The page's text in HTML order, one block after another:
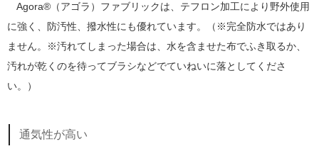
Agora®（アゴラ）ファブリックは、テフロン加工により野外使用
に強く、防汚性、撥水性にも優れています。（※完全防水ではあり
ません。※汚れてしまった場合は、水を含ませた布でふき取るか、
汚れが乾くのを待ってブラシなどでていねいに落としてくださ
い。）
通気性が高い